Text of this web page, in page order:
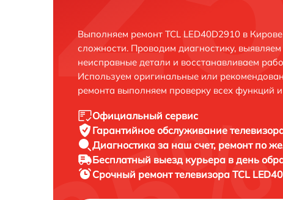
Выполняем ремонт TCL LED40D2910 в
сложности. Проводим диагностику,
неисправные детали и восстанавливаем
Используем оригинальные или
ремонта выполняем проверку всех функций
Официальный сервис
Гарантийное обслуживание
Диагностика за наш счет, ремонт по
Бесплатный выезд курьера в день
Срочный ремонттелевизора TCL